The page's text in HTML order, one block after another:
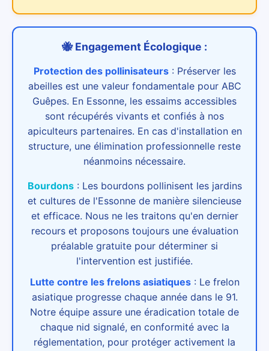
🐝 Engagement Écologique :
Protection des pollinisateurs : Préserver les
abeilles est une valeur fondamentale pour ABC
Guêpes. En Essonne, les essaims accessibles
sont récupérés vivants et confiés à nos
apiculteurs partenaires. En cas d'installation en
structure, une élimination professionnelle reste
néanmoins nécessaire.
Bourdons : Les bourdons pollinisent les jardins
et cultures de l'Essonne de manière silencieuse
et efficace. Nous ne les traitons qu'en dernier
recours et proposons toujours une évaluation
préalable gratuite pour déterminer si
l'intervention est justifiée.
Lutte contre les frelons asiatiques : Le frelon
asiatique progresse chaque année dans le 91.
Notre équipe assure une éradication totale de
chaque nid signalé, en conformité avec la
réglementation, pour protéger activement la